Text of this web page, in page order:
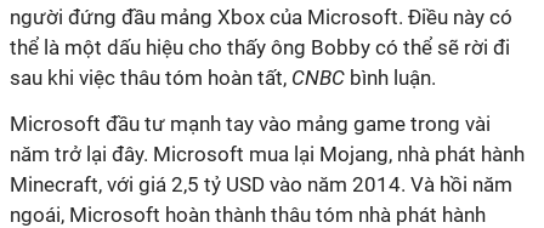
người đứng đầu mảng Xbox của Microsoft. Điều này có
thể là một dấu hiệu cho thấy ông Bobby có thể sẽ rời đi
sau khi việc thâu tóm hoàn tất, CNBC bình luận.
Microsoft đầu tư mạnh tay vào mảng game trong vài
năm trở lại đây. Microsoft mua lại Mojang, nhà phát hành
Minecraft, với giá 2,5 tỷ USD vào năm 2014. Và hồi năm
ngoái, Microsoft hoàn thành thâu tóm nhà phát hành